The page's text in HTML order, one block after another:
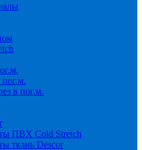
пог.м.
в пог.м.
ПВХ Cold Stretch
ткань Descor